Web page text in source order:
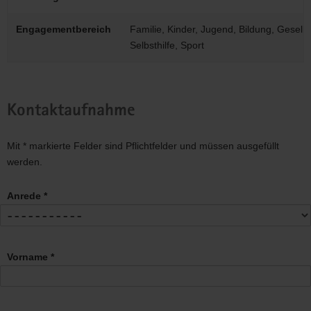
Engagementbereich
Familie, Kinder, Jugend, Bildung,
Selbsthilfe, Sport
Kontaktaufnahme
Mit * markierte Felder sind Pflichtfelder und müssen ausgefüllt
werden.
Anrede *
Vorname *